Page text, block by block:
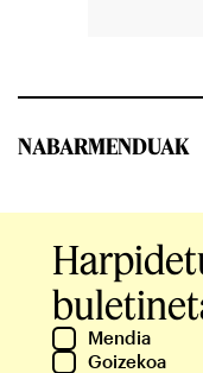
NABARMENDUAK
Mendia
Goizekoa